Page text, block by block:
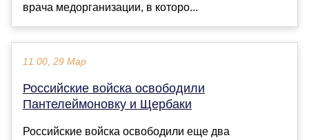
врача медорганизации, в которо...
11:00, 29 Мар
Российские войска освободили
Пантелеймоновку и Щербаки
Российские войска освободили еще два